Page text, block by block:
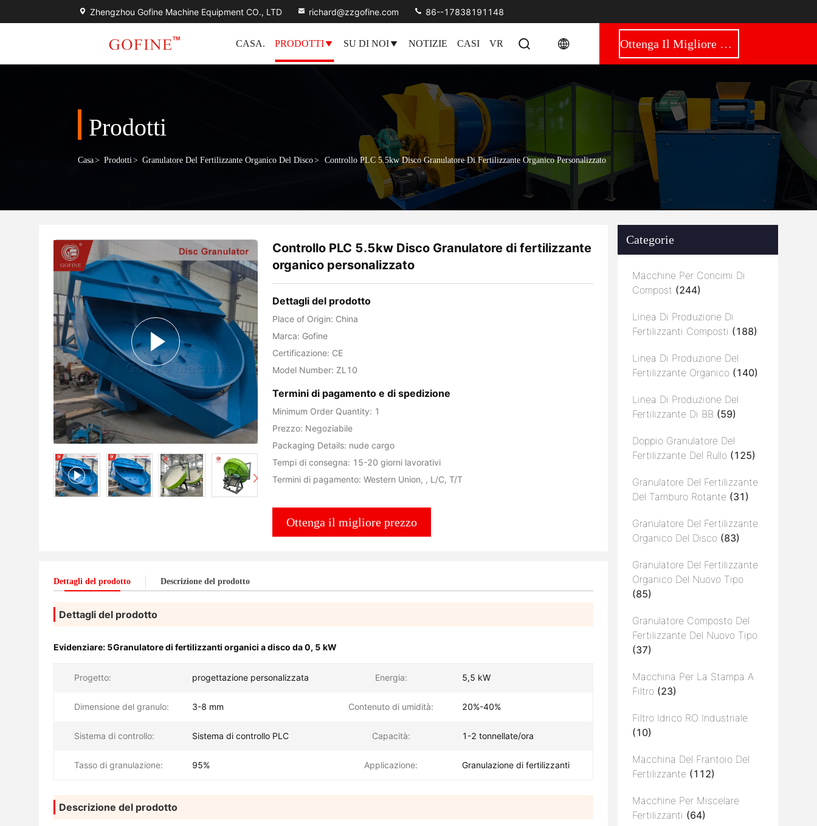
Zhengzhou Gofine Machine Equipment CO., LTD richard@zzgofine.com 86--17838191148
CASA. PRODOTTI SU DI NOI NOTIZIE CASI VR Ottenga Il Migliore Prezzo
Prodotti
Casa> Prodotti> Granulatore Del Fertilizzante Organico Del Disco> Controllo PLC 5.5kw Disco Granulatore Di Fertilizzante Organico Personalizzato
Controllo PLC 5.5kw Disco Granulatore di fertilizzante
organico personalizzato
Dettagli del prodotto
Place of Origin: China
Marca: Gofine
Certificazione: CE
Model Number: ZL10
Termini di pagamento e di spedizione
Minimum Order Quantity: 1
Prezzo: Negoziabile
Packaging Details: nude cargo
Tempi di consegna: 15-20 giorni lavorativi
Termini di pagamento: Western Union, , L/C, T/T
Ottenga il migliore prezzo
Dettagli del prodotto Descrizione del prodotto
Dettagli del prodotto
Evidenziare: 5Granulatore di fertilizzanti organici a disco da 0, 5 kW
Progetto: progettazione personalizzata Energia: 5,5 kW
Dimensione del granulo: 3-8 mm Contenuto di umidità: 20%-40%
Sistema di controllo: Sistema di controllo PLC Capacità: 1-2 tonnellate/ora
Tasso di granulazione: 95% Applicazione: Granulazione di fertilizzanti
Descrizione del prodotto
Categorie
Macchine Per Concimi Di
Compost (244)
Linea Di Produzione Di
Fertilizzanti Composti (188)
Linea Di Produzione Del
Fertilizzante Organico (140)
Linea Di Produzione Del
Fertilizzante Di BB (59)
Doppio Granulatore Del
Fertilizzante Del Rullo (125)
Granulatore Del Fertilizzante
Del Tamburo Rotante (31)
Granulatore Del Fertilizzante
Organico Del Disco (83)
Granulatore Del Fertilizzante
Organico Del Nuovo Tipo
(85)
Granulatore Composto Del
Fertilizzante Del Nuovo Tipo
(37)
Macchina Per La Stampa A
Filtro (23)
Filtro Idrico RO Industriale
(10)
Macchina Del Frantoio Del
Fertilizzante (112)
Macchine Per Miscelare
Fertilizzanti (64)